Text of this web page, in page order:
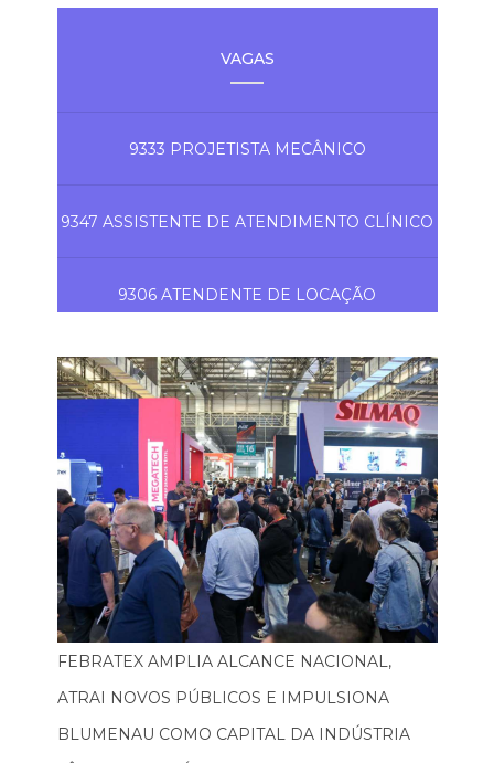
VAGAS
9333 PROJETISTA MECÂNICO
9347 ASSISTENTE DE ATENDIMENTO CLÍNICO
9306 ATENDENTE DE LOCAÇÃO
FEBRATEX AMPLIA ALCANCE NACIONAL,
ATRAI NOVOS PÚBLICOS E IMPULSIONA
BLUMENAU COMO CAPITAL DA INDÚSTRIA